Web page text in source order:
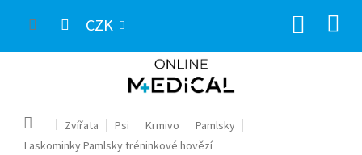
CZK
Domů Zvířata Psi Krmivo
Pamlsky
Laskominky Pamlsky tréninkové hovězí